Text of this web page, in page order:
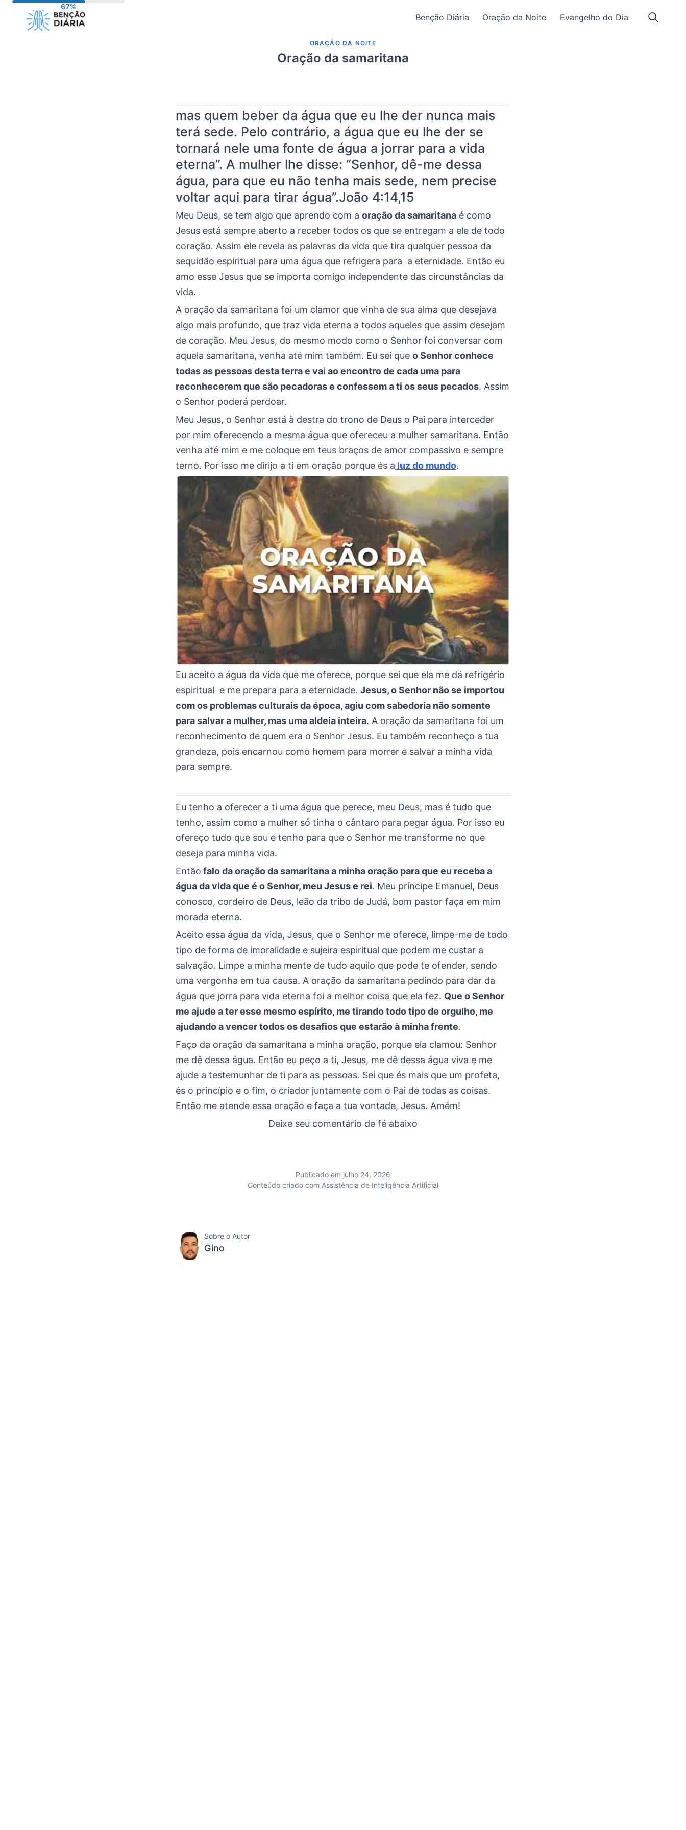
Benção Diária Oração da Noite Evangelho do Dia
ORAÇÃO DA NOITE
Oração da samaritana
mas quem beber da água que eu lhe der nunca mais
terá sede. Pelo contrário, a água que eu lhe der se
tornará nele uma fonte de água a jorrar para a vida
eterna”. A mulher lhe disse: “Senhor, dê-me dessa
água, para que eu não tenha mais sede, nem precise
voltar aqui para tirar água”.João 4:14,15
Meu Deus, se tem algo que aprendo com a oração da samaritana é como
Jesus está sempre aberto a receber todos os que se entregam a ele de todo
coração. Assim ele revela as palavras da vida que tira qualquer pessoa da
sequidão espiritual para uma água que refrigera para a eternidade. Então eu
amo esse Jesus que se importa comigo independente das circunstâncias da
vida.
A oração da samaritana foi um clamor que vinha de sua alma que desejava
algo mais profundo, que traz vida eterna a todos aqueles que assim desejam
de coração. Meu Jesus, do mesmo modo como o Senhor foi conversar com
aquela samaritana, venha até mim também. Eu sei que o Senhor conhece
todas as pessoas desta terra e vai ao encontro de cada uma para
reconhecerem que são pecadoras e confessem a ti os seus pecados. Assim
o Senhor poderá perdoar.
Meu Jesus, o Senhor está à destra do trono de Deus o Pai para interceder
por mim oferecendo a mesma água que ofereceu a mulher samaritana. Então
venha até mim e me coloque em teus braços de amor compassivo e sempre
terno. Por isso me dirijo a ti em oração porque és a luz do mundo.
Eu aceito a água da vida que me oferece, porque sei que ela me dá refrigério
espiritual e me prepara para a eternidade. Jesus, o Senhor não se importou
com os problemas culturais da época, agiu com sabedoria não somente
para salvar a mulher, mas uma aldeia inteira. A oração da samaritana foi um
reconhecimento de quem era o Senhor Jesus. Eu também reconheço a tua
grandeza, pois encarnou como homem para morrer e salvar a minha vida
para sempre.
Eu tenho a oferecer a ti uma água que perece, meu Deus, mas é tudo que
tenho, assim como a mulher só tinha o cântaro para pegar água. Por isso eu
ofereço tudo que sou e tenho para que o Senhor me transforme no que
deseja para minha vida.
Então falo da oração da samaritana a minha oração para que eu receba a
água da vida que é o Senhor, meu Jesus e rei. Meu príncipe Emanuel, Deus
conosco, cordeiro de Deus, leão da tribo de Judá, bom pastor faça em mim
morada eterna.
Aceito essa água da vida, Jesus, que o Senhor me oferece, limpe-me de todo
tipo de forma de imoralidade e sujeira espiritual que podem me custar a
salvação. Limpe a minha mente de tudo aquilo que pode te ofender, sendo
uma vergonha em tua causa. A oração da samaritana pedindo para dar da
água que jorra para vida eterna foi a melhor coisa que ela fez. Que o Senhor
me ajude a ter esse mesmo espírito, me tirando todo tipo de orgulho, me
ajudando a vencer todos os desafios que estarão à minha frente.
Faço da oração da samaritana a minha oração, porque ela clamou: Senhor
me dê dessa água. Então eu peço a ti, Jesus, me dê dessa água viva e me
ajude a testemunhar de ti para as pessoas. Sei que és mais que um profeta,
és o princípio e o fim, o criador juntamente com o Pai de todas as coisas.
Então me atende essa oração e faça a tua vontade, Jesus. Amém!
Deixe seu comentário de fé abaixo
Publicado em julho 24, 2026
Conteúdo criado com Assistência de Inteligência Artificial
Sobre o Autor
Gino